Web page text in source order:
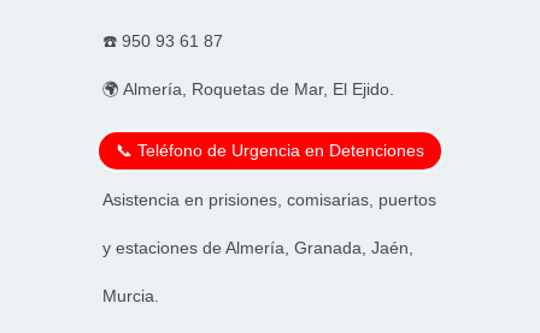
☎️ 950 93 61 87
🌍 Almería, Roquetas de Mar, El Ejido.
📞 Teléfono de Urgencia en Detenciones
Asistencia en prisiones, comisarias, puertos
y estaciones de Almería, Granada, Jaén,
Murcia.